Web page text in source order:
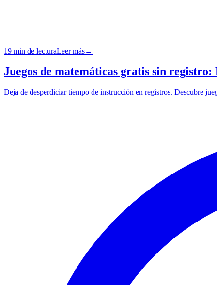
19 min de lecturaLeer más→
Juegos de matemáticas gratis sin registro:
Deja de desperdiciar tiempo de instrucción en registros. Descubre